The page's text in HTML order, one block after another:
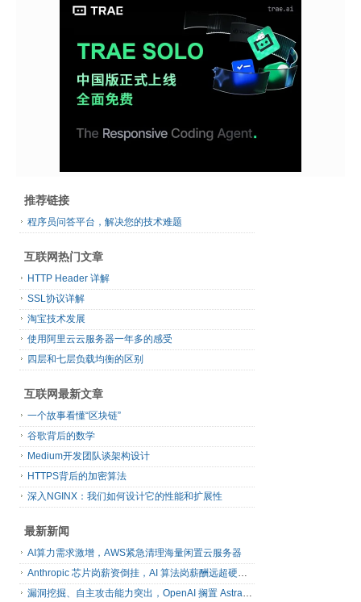
推荐链接
程序员问答平台，解决您的技术难题
互联网热门文章
HTTP Header 详解
SSL协议详解
淘宝技术发展
使用阿里云云服务器一年多的感受
四层和七层负载均衡的区别
互联网最新文章
一个故事看懂“区块链”
谷歌背后的数学
Medium开发团队谈架构设计
HTTPS背后的加密算法
深入NGINX：我们如何设计它的性能和扩展性
最新新闻
AI算力需求激增，AWS紧急清理海量闲置云服务器
Anthropic 芯片岗薪资倒挂，AI 算法岗薪酬远超硬件工程师
漏洞挖掘、自主攻击能力突出，OpenAI 搁置 Astra 模型发布